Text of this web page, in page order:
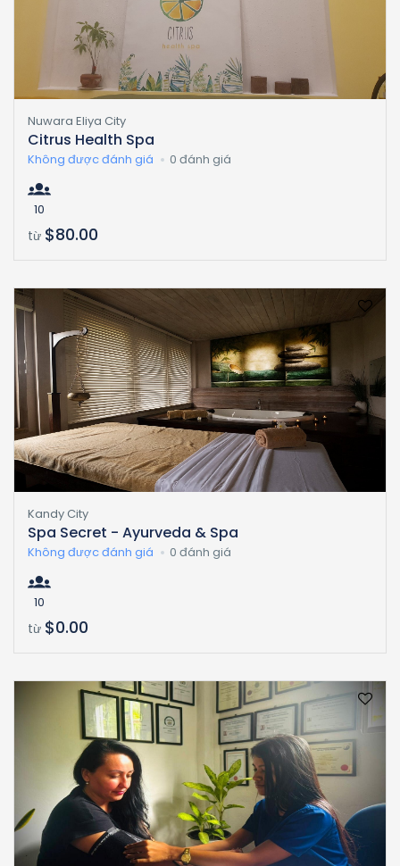
Nuwara Eliya City
Citrus Health Spa
Không được đánh giá 0 đánh giá
10
từ $80.00
Kandy City
Spa Secret - Ayurveda & Spa
Không được đánh giá 0 đánh giá
10
từ $0.00